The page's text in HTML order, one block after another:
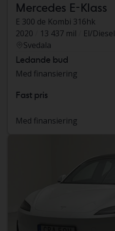
Mercedes E-Klass
E 300 de Kombi 316hk
2020
13 437 mil
El/Diesel
Svedala
Ledande bud
Med finansiering
Fast pris
Med finansiering